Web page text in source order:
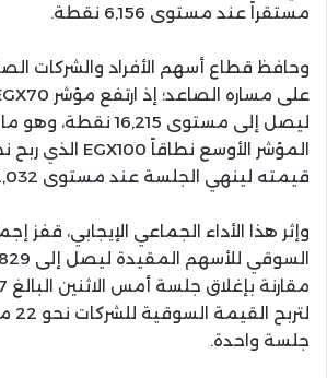
مستقراً عند مستوى 6,156 نقطة.
وحافظ قطاع أسهم الأفراد والشركات
ليصل إلى مستوى 16,215
قيمته لينهي الجلسة عند مستوى 22,032 نقطة.
وإثر هذا الأداء الجماعي الإيجابي، قفز
جلسة واحدة.